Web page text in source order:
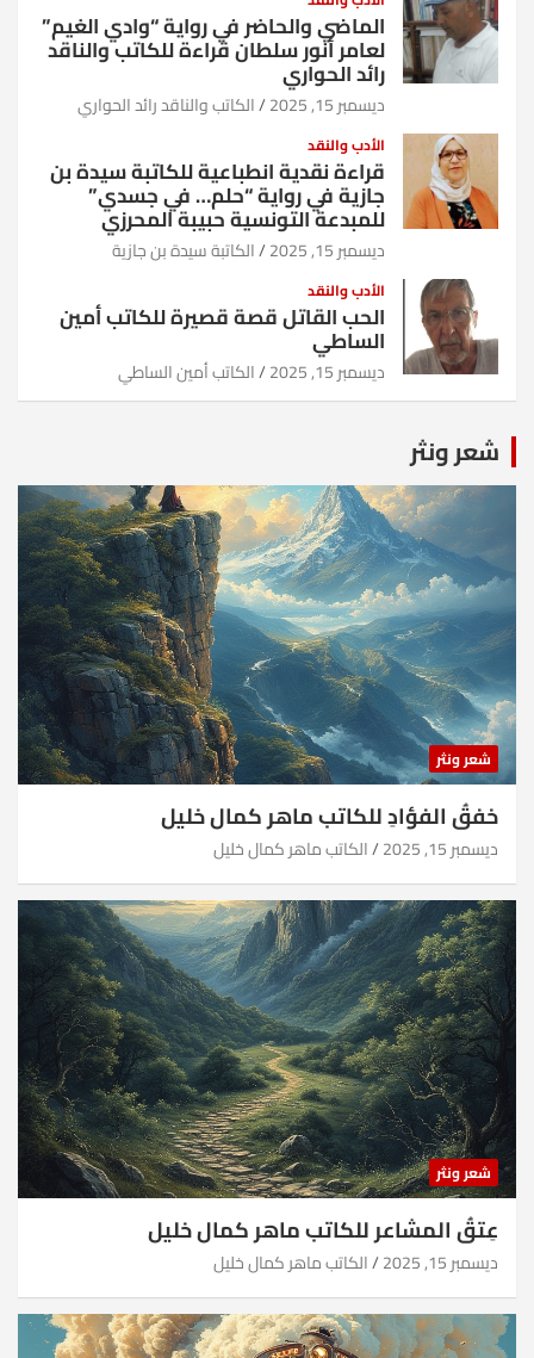
الماضي والحاضر في رواية “وادي الغيم”
لعامر أنور سلطان قراءة للكاتب والناقد
رائد الحواري
ديسمبر 15, 2025 الكاتب والناقد رائد الحواري
الأدب والنقد
قراءة نقدية انطباعية للكاتبة سيدة بن
جازية في رواية “حلم… في جسدي”
للمبدعة التونسية حبيبة المحرزي
ديسمبر 15, 2025 الكاتبة سيدة بن جازية
الأدب والنقد
الحب القاتل قصة قصيرة للكاتب أمين
الساطي
ديسمبر 15, 2025 الكاتب أمين الساطي
شعر ونثر
شعر ونثر
خفقُ الفؤادِ للكاتب ماهر كمال خليل
ديسمبر 15, 2025 الكاتب ماهر كمال خليل
شعر ونثر
عِتقُ المشاعر للكاتب ماهر كمال خليل
ديسمبر 15, 2025 الكاتب ماهر كمال خليل